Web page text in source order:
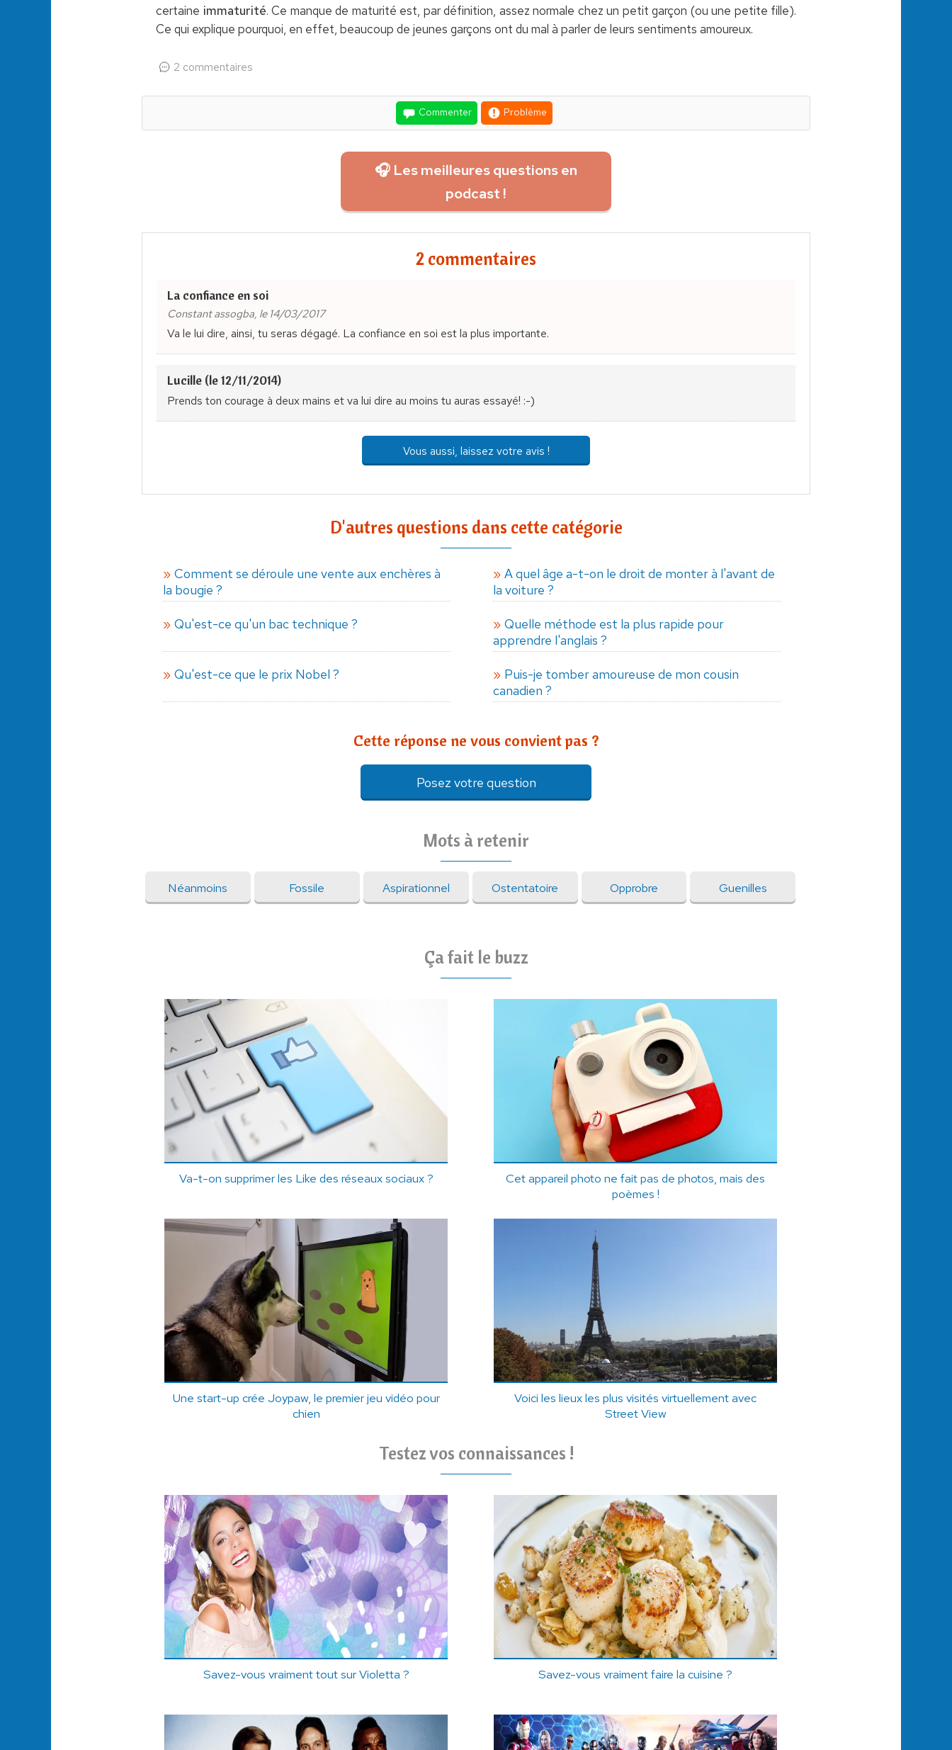
certaine immaturité. Ce manque de maturité est, par définition, assez normale chez un petit garçon (ou une petite fille).
Ce qui explique pourquoi, en effet, beaucoup de jeunes garçons ont du mal à parler de leurs sentiments amoureux.
2 commentaires
Commenter Problème
🎧 Les meilleures questions en
podcast !
2 commentaires
La confiance en soi
Constant assogba, le 14/03/2017
Va le lui dire, ainsi, tu seras dégagé. La confiance en soi est la plus importante.
Lucille (le 12/11/2014)
Prends ton courage à deux mains et va lui dire au moins tu auras essayé! :-)
Vous aussi, laissez votre avis !
D'autres questions dans cette catégorie
Comment se déroule une vente aux enchères à
la bougie ?
A quel âge a-t-on le droit de monter à l'avant de
la voiture ?
Qu'est-ce qu'un bac technique ?
Quelle méthode est la plus rapide pour
apprendre l'anglais ?
Qu'est-ce que le prix Nobel ?
Puis-je tomber amoureuse de mon cousin
canadien ?
Cette réponse ne vous convient pas ?
Posez votre question
Mots à retenir
Néanmoins Fossile Aspirationnel Ostentatoire Opprobre Guenilles
Ça fait le buzz
Va-t-on supprimer les Like des réseaux sociaux ?
Cet appareil photo ne fait pas de photos, mais des
poèmes !
Une start-up crée Joypaw, le premier jeu vidéo pour
chien
Voici les lieux les plus visités virtuellement avec
Street View
Testez vos connaissances !
Savez-vous vraiment tout sur Violetta ? Savez-vous vraiment faire la cuisine ?